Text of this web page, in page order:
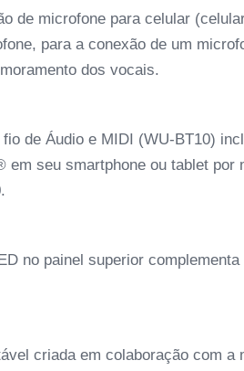
de microfone para celular
para a conexão de um
dos vocais.
de Áudio e MIDI (WU-BT10)
em seu smartphone ou tablet por
no painel superior
criada em colaboração com a